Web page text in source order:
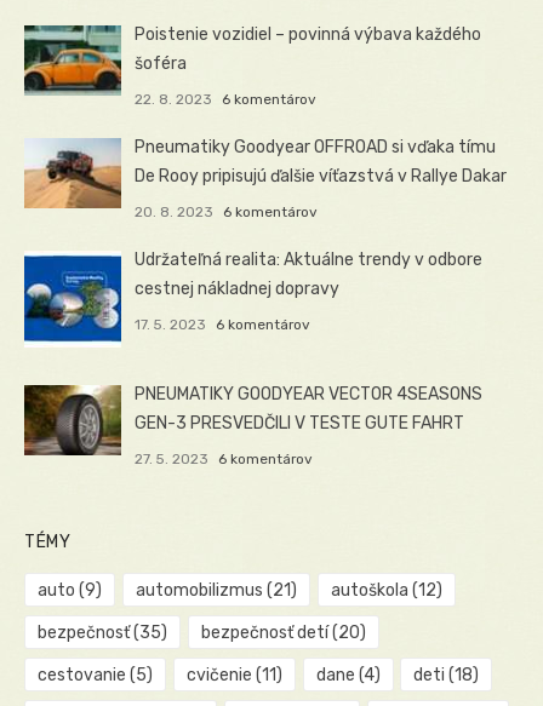
Poistenie vozidiel – povinná výbava každého
šoféra
22. 8. 2023 6 komentárov
Pneumatiky Goodyear OFFROAD si vďaka tímu
De Rooy pripisujú ďalšie víťazstvá v Rallye Dakar
20. 8. 2023 6 komentárov
Udržateľná realita: Aktuálne trendy v odbore
cestnej nákladnej dopravy
17. 5. 2023 6 komentárov
PNEUMATIKY GOODYEAR VECTOR 4SEASONS
GEN-3 PRESVEDČILI V TESTE GUTE FAHRT
27. 5. 2023 6 komentárov
TÉMY
auto (9) automobilizmus (21) autoškola (12)
bezpečnosť(35) bezpečnosť detí(20)
cestovanie (5) cvičenie (11) dane (4) deti (18)